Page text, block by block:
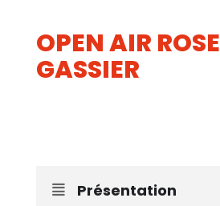
OPEN AIR ROSE
GASSIER
Présentation